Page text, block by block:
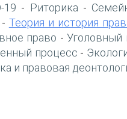
19 - Риторика -
- Теория и история
право -Уголовный
процесс -
и правовая